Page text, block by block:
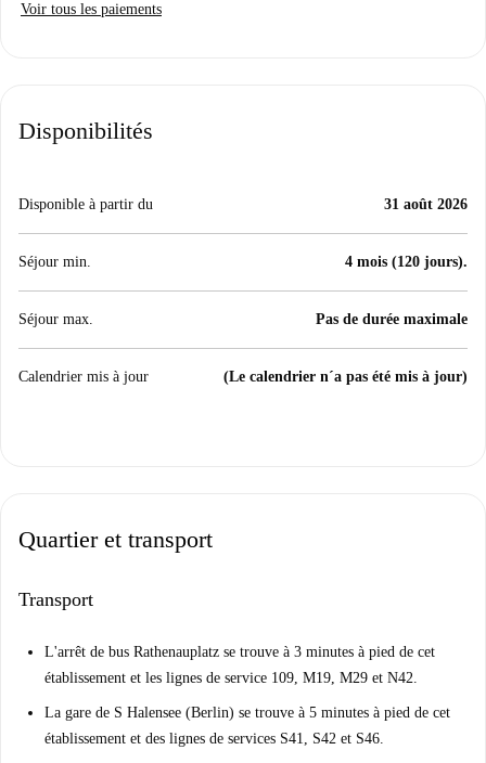
Voir tous les paiements
Disponibilités
Disponible à partir du 31 août 2026
Séjour min. 4 mois (120 jours).
Séjour max. Pas de durée maximale
Calendrier mis à jour (Le calendrier n´a pas été mis à jour)
Quartier et transport
Transport
L'arrêt de bus Rathenauplatz se trouve à 3 minutes à pied de cet
établissement et les lignes de service 109, M19, M29 et N42.
La gare de S Halensee (Berlin) se trouve à 5 minutes à pied de cet
établissement et des lignes de services S41, S42 et S46.